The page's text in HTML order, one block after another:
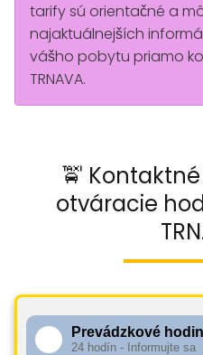
tarify sú orientačné a
najaktuálnejších
vášho pobytu priamo
TRNAVA.
🚖
otváracie
Prevádzkové
24 hodín - Informujte sa